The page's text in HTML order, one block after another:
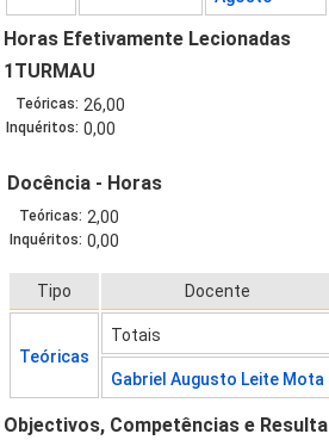
Horas Efetivamente Lecionadas
1TURMAU
Teóricas: 26,00
Inquéritos: 0,00
Docência - Horas
Teóricas: 2,00
Inquéritos: 0,00
Tipo Docente
Teóricas
Totais
Gabriel Augusto Leite Mota
Objectivos, Competências e